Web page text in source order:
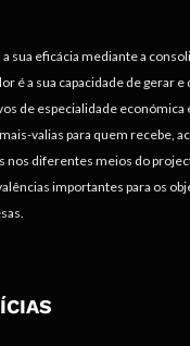
sua eficácia mediante a
é a sua capacidade de gerar
de especialidade económica
valias para quem recebe,
nos diferentes meios do
importantes para os